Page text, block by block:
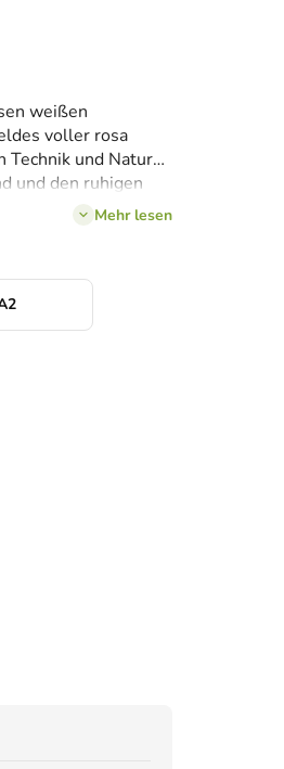
weißen
voller rosa
Technik und Natur
und den ruhigen
stilvoll undMehr lesen